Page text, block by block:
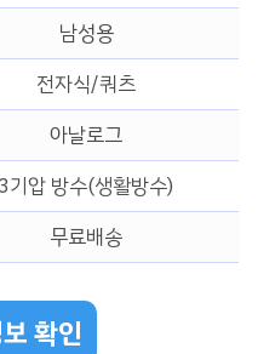
남성용
전자식/쿼츠
아날로그
3기압 방수(생활방수)
무료배송
확인